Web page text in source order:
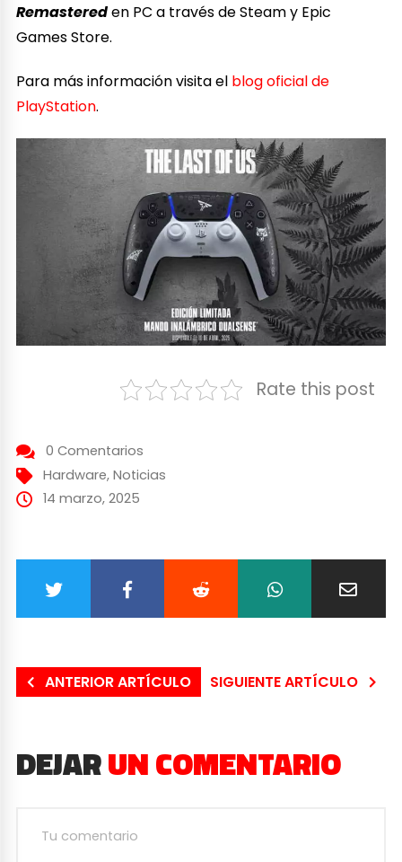
Remastereden PC a través de Steam y Epic
Games Store.
Para más información visita el blog oficial de
PlayStation.
Rate this post
0 Comentarios
Hardware, Noticias
14 marzo, 2025
ANTERIOR ARTÍCULO SIGUIENTE ARTÍCULO
DEJARUN COMENTARIO